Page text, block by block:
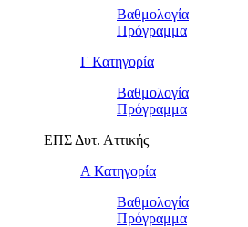
Βαθμολογία
Πρόγραμμα
Γ Κατηγορία
Βαθμολογία
Πρόγραμμα
ΕΠΣ Δυτ. Αττικής
Α Κατηγορία
Βαθμολογία
Πρόγραμμα